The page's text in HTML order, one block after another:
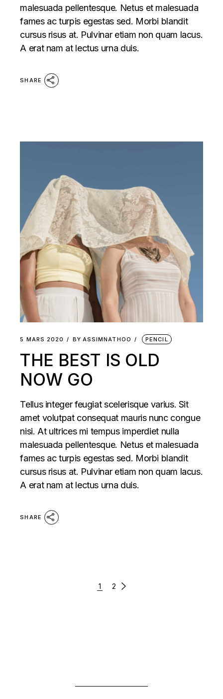
malesuada pellentesque. Netus et malesuada
fames ac turpis egestas sed. Morbi blandit
cursus risus at. Pulvinar etiam non quam lacus.
A erat nam at lectus urna duis.
SHARE
5 MARS 2020 BY ASSIMNATHOO PENCIL
THE BEST IS OLD
NOW GO
Tellus integer feugiat scelerisque varius. Sit
amet volutpat consequat mauris nunc congue
nisi. At ultrices mi tempus imperdiet nulla
malesuada pellentesque. Netus et malesuada
fames ac turpis egestas sed. Morbi blandit
cursus risus at. Pulvinar etiam non quam lacus.
A erat nam at lectus urna duis.
SHARE
PAGINATION
1 2